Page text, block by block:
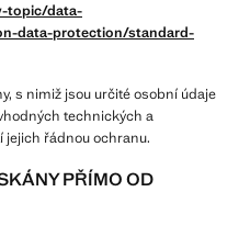
topic/data-
data-protection/standard-
s nimiž jsou určité osobní údaje
technických a
jejich řádnou ochranu.
PŘÍMO OD